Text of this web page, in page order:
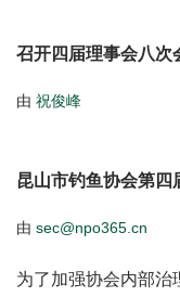
召开四届理事会八次
由 祝俊峰
昆山市钓鱼协会第四
由 sec@npo365.cn
为了加强协会内部治